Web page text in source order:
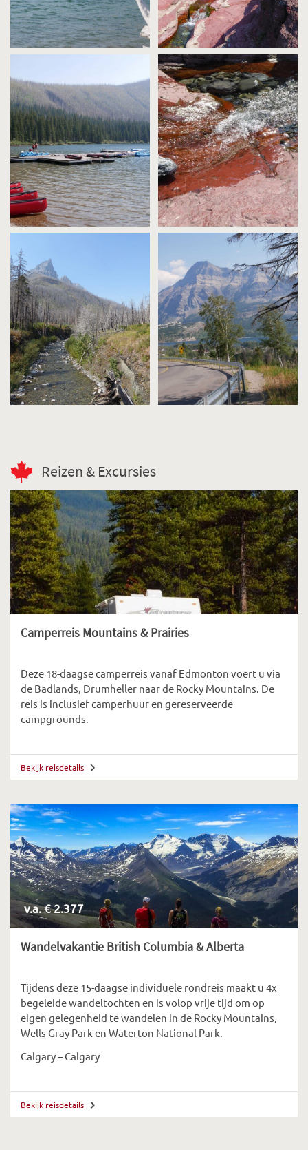
Reizen & Excursies
Camperreis Mountains & Prairies
Deze 18-daagse camperreis vanaf Edmonton voert u via
de Badlands, Drumheller naar de Rocky Mountains. De
reis is inclusief camperhuur en gereserveerde
campgrounds.
Bekijk reisdetails
v.a. € 2.377
Wandelvakantie British Columbia & Alberta
Tijdens deze 15-daagse individuele rondreis maakt u 4x
begeleide wandeltochten en is volop vrije tijd om op
eigen gelegenheid te wandelen in de Rocky Mountains,
Wells Gray Park en Waterton National Park.
Calgary – Calgary
Bekijk reisdetails